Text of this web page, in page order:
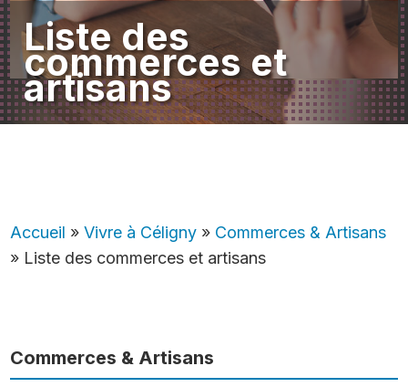
Liste des
commerces et
artisans
Accueil »Vivre à Céligny » Commerces & Artisans
» Liste des commerces et artisans
Commerces & Artisans